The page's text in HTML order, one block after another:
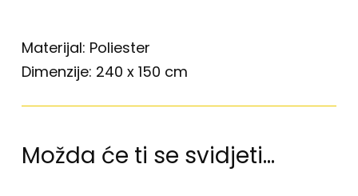
Materijal: Poliester
Dimenzije: 240 x 150 cm
Možda će ti se svidjeti…